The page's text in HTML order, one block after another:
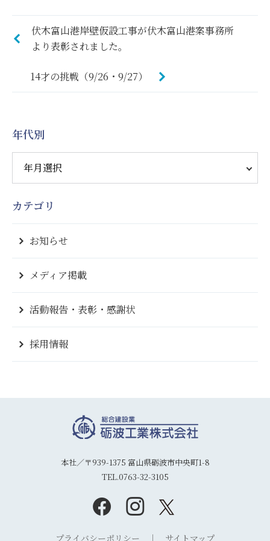
伏木富山港岸壁仮設工事が伏木富山港案事務所
より表彰されました。
14才の挑戦（9/26・9/27）
年代別
カテゴリ
お知らせ
メディア掲載
活動報告・表彰・感謝状
採用情報
本社／〒939-1375 富山県砺波市中央町1-8
TEL.0763-32-3105
プライバシーポリシー サイトマップ